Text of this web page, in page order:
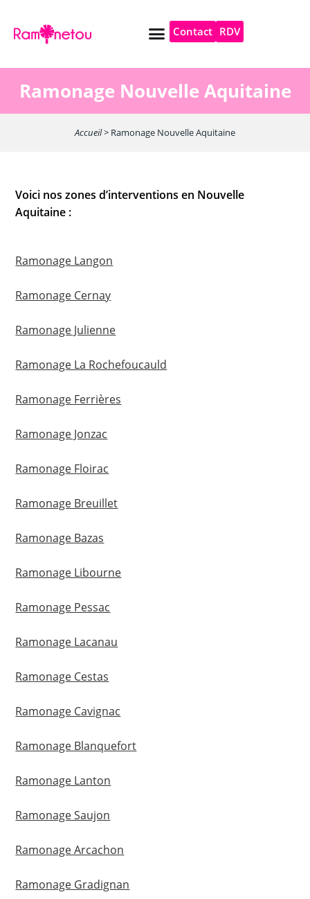
Contact RDV
Ramonage Nouvelle Aquitaine
Accueil> Ramonage Nouvelle Aquitaine
Voici nos zones d’interventions en Nouvelle
Aquitaine :
Ramonage Langon
Ramonage Cernay
Ramonage Julienne
Ramonage La Rochefoucauld
Ramonage Ferrières
Ramonage Jonzac
Ramonage Floirac
Ramonage Breuillet
Ramonage Bazas
Ramonage Libourne
Ramonage Pessac
Ramonage Lacanau
Ramonage Cestas
Ramonage Cavignac
Ramonage Blanquefort
Ramonage Lanton
Ramonage Saujon
Ramonage Arcachon
Ramonage Gradignan